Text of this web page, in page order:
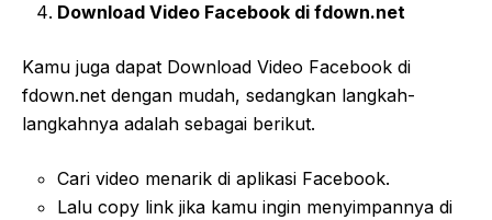
Download Video Facebook di fdown.net
Kamu juga dapat Download Video Facebook di
fdown.net dengan mudah, sedangkan langkah-
langkahnya adalah sebagai berikut.
Cari video menarik di aplikasi Facebook.
Lalu copy link jika kamu ingin menyimpannya di